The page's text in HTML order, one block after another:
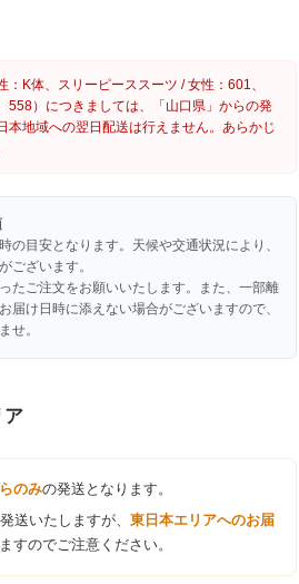
：K体、スリーピーススーツ / 女性：601、
558）につきましては、「山口県」からの発
本地域への翌日配送は行えません。あらかじ
の目安となります。天候や交通状況により、
ございます。
たご注文をお願いいたします。また、一部離
届け日時に添えない場合がございますので、
せ。
ア
のみの発送となります。
送いたしますが、東日本エリアへのお届
すのでご注意ください。